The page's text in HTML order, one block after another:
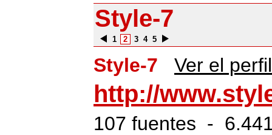
Style-7
1 2 3 4 5
Style-7 Ver el perfil
http://
107 fuentes -